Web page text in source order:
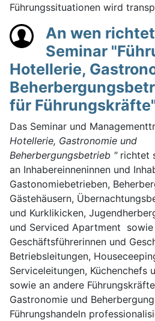
Führungssituationen wird
An wen
Seminar
Hotellerie,
für
Das Seminar und
Hotellerie, Gastronomie und
Beherbergungsbetrieb " richtet
an Inhabereinneninnen und
Gastonomiebetrieben,
Gästehäusern,
und Kurklikicken,
und Serviced Apartment
Geschäftsführerinnen und
Betriebsleitungen,
Serviceleitungen, Küchenchefs
sowie an andere
Gastronomie und
Führungshandeln